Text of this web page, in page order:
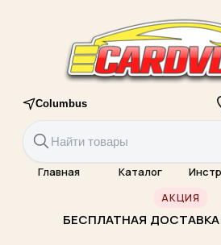
Columbus
Главная Каталог
АКЦИЯ
БЕСПЛАТНАЯ